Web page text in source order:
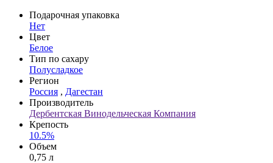
Подарочная упаковка
Нет
Цвет
Белое
Тип по сахару
Полусладкое
Регион
Россия , Дагестан
Производитель
Дербентская Винодельческая Компания
Крепость
10.5%
Объем
0,75 л